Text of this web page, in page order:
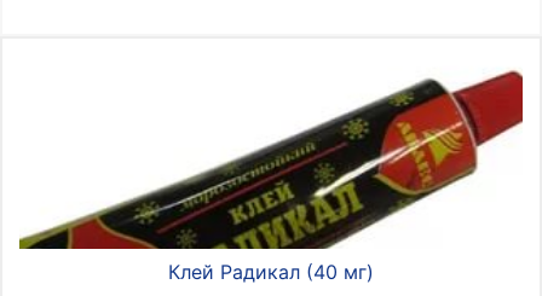
Клей Радикал (40 мг)